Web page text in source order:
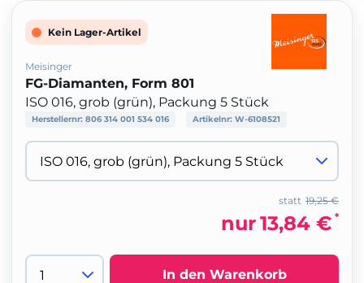
Kein Lager-Artikel
Meisinger
FG-Diamanten, Form 801
ISO 016, grob (grün), Packung 5 Stück
Herstellernr: 806 314 001 534 016 Artikelnr: W-6108521
19,25 €
statt
nur13,84 € *
In den Warenkorb